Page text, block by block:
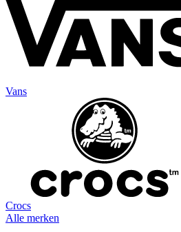
Vans
Crocs
Alle merken